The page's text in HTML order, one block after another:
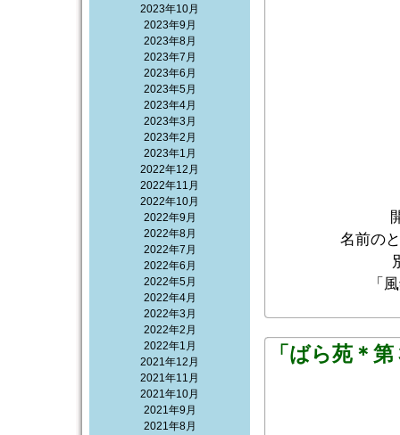
2023年10月
2023年9月
2023年8月
2023年7月
2023年6月
2023年5月
2023年4月
2023年3月
2023年2月
2023年1月
2022年12月
2022年11月
2022年10月
2022年9月
2022年8月
2022年7月
2022年6月
2022年5月
2022年4月
2022年3月
2022年2月
2022年1月
2021年12月
2021年11月
2021年10月
2021年9月
2021年8月
名前の
「
「ばら苑＊